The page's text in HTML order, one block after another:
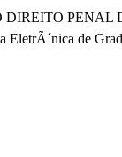
DIREITO
de